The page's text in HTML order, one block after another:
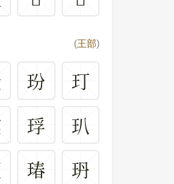
(王部)
玢
玎
琈
玐
瑃 玬